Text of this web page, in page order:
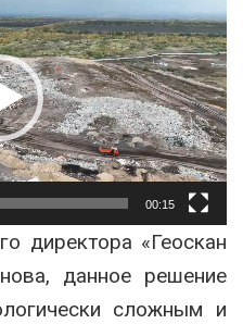
00:15
директора «Геоскан
данное решение
сложным и